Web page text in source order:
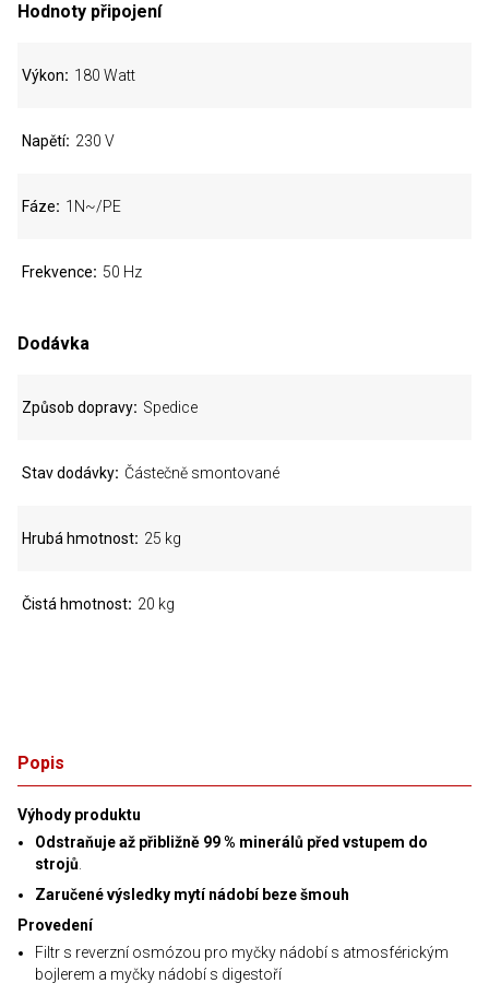
Popis
Výhody produktu
Odstraňuje až přibližně 99 % minerálů před vstupem do
strojů
Zaručené výsledky mytí nádobí beze šmouh
Provedení
Filtr s reverzní osmózou pro myčky nádobí s atmosférickým
bojlerem a myčky nádobí s digestoří
Hodnoty připojení
Výkon 180 Watt
Napětí 230 V
Fáze 1N~/PE
Frekvence 50 Hz
Dodávka
Způsob dopravy Spedice
Stav dodávky Částečně smontované
Hrubá hmotnost 25 kg
Čistá hmotnost 20 kg